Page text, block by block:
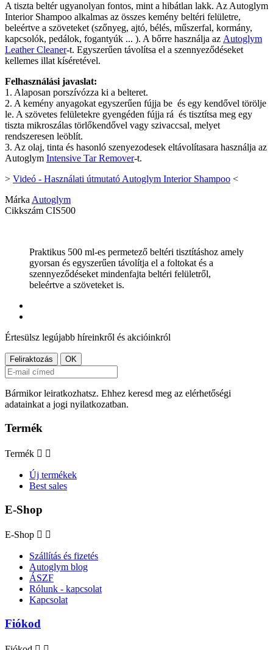
A tiszta beltér ugyanolyan fontos, mint a hibátlan lakk. Az Autoglym
Interior Shampoo alkalmas az összes kemény beltéri felületre,
beleértve a szöveteket (szőnyeg, ajtó, bélés, műszerfal, kormány,
kapcsolók, pedálok, fogantyúk ... ). A bőrre használja az Autoglym
Leather Cleaner-t. Egyszerűen távolítsa el a szennyeződéseket
kellemes illat kíséretével.
Felhasználási javaslat:
1. Alaposan porszívózza ki a belteret.
2. A kemény anyagokat egyszerűen fújja be és egy kendővel törölje
le. A szövetes felületekre gyengéden fújja rá és tisztítsa meg egy
tiszta mikroszálas törlőkendővel vagy szivaccsal, melyet
rendszeresen leöblít.
3. Az olaj, tinta és hasonló szenyezodesek eltávolítasara használja az
Autoglym Intensive Tar Remover-t.
> Videó - Használati útmutató Autoglym Interior Shampoo <
MárkaAutoglym
Cikkszám CIS500
Praktikus 500 ml-es permetező beltéri tisztításhoz amely
gyorsan és egyszerűen távolítja el a foltokat és a
szennyeződéseket mindenfajta beltéri felületről,
beleértve a szöveteket is.
Értesülsz legújabb híreinkről és akcióinkról
Bármikor leiratkozhatsz. Ehhez keresd meg az elérhetőségi
adatainkat a jogi nyilatkozatban.
Termék
Termék  
Új termékek
Best sales
E-Shop
E-Shop  
Szállítás és fizetés
Autoglym blog
ÁSZF
Rólunk - kapcsolat
Kapcsolat
Fiókod